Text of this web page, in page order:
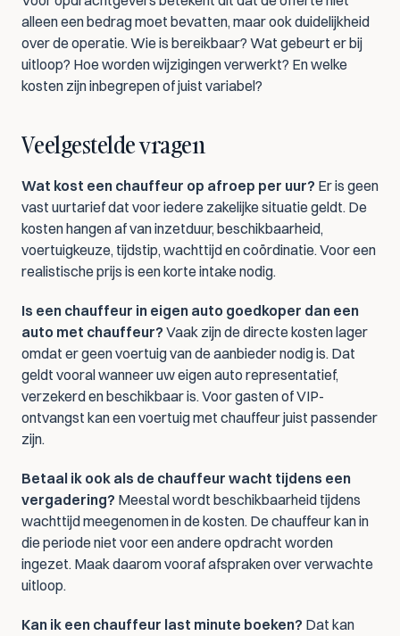
alleen een bedrag moet bevatten, maar ook duidelijkheid
over de operatie. Wie is bereikbaar? Wat gebeurt er bij
uitloop? Hoe worden wijzigingen verwerkt? En welke
kosten zijn inbegrepen of juist variabel?
Veelgestelde vragen
Wat kost een chauffeur op afroep per uur? Er is geen
vast uurtarief dat voor iedere zakelijke situatie geldt. De
kosten hangen af van inzetduur, beschikbaarheid,
voertuigkeuze, tijdstip, wachttijd en coördinatie. Voor een
realistische prijs is een korte intake nodig.
Is een chauffeur in eigen auto goedkoper dan een
auto met chauffeur? Vaak zijn de directe kosten lager
omdat er geen voertuig van de aanbieder nodig is. Dat
geldt vooral wanneer uw eigen auto representatief,
verzekerd en beschikbaar is. Voor gasten of VIP-
ontvangst kan een voertuig met chauffeur juist passender
zijn.
Betaal ik ook als de chauffeur wacht tijdens een
vergadering? Meestal wordt beschikbaarheid tijdens
wachttijd meegenomen in de kosten. De chauffeur kan in
die periode niet voor een andere opdracht worden
ingezet. Maak daarom vooraf afspraken over verwachte
uitloop.
Kan ik een chauffeur last minute boeken? Dat kan